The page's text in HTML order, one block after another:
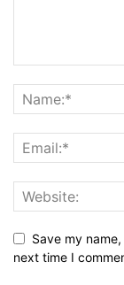
Save my
next time I